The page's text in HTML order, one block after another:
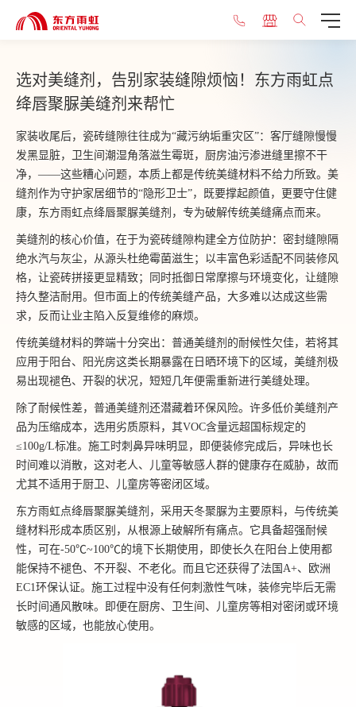
选对美缝剂，告别家装缝隙烦恼！东方雨虹点
绛唇聚脲美缝剂来帮忙
家装收尾后，瓷砖缝隙往往成为“藏污纳垢重灾区”：客厅缝隙慢慢
发黑显脏，卫生间潮湿角落滋生霉斑，厨房油污渗进缝里擦不干
净，——这些糟心问题，本质上都是传统美缝材料不给力所致。美
缝剂作为守护家居细节的“隐形卫士”，既要撑起颜值，更要守住健
康，东方雨虹点绛唇聚脲美缝剂，专为破解传统美缝痛点而来。
美缝剂的核心价值，在于为瓷砖缝隙构建全方位防护：密封缝隙隔
绝水汽与灰尘，从源头杜绝霉菌滋生；以丰富色彩适配不同装修风
格，让瓷砖拼接更显精致；同时抵御日常摩擦与环境变化，让缝隙
持久整洁耐用。但市面上的传统美缝产品，大多难以达成这些需
求，反而让业主陷入反复维修的麻烦。
传统美缝材料的弊端十分突出：普通美缝剂的耐候性欠佳，若将其
应用于阳台、阳光房这类长期暴露在日晒环境下的区域，美缝剂极
易出现褪色、开裂的状况，短短几年便需重新进行美缝处理。
除了耐候性差，普通美缝剂还潜藏着环保风险。许多低价美缝剂产
品为压缩成本，选用劣质原料，其VOC含量远超国标规定的
≤100g/L标准。施工时刺鼻异味明显，即便装修完成后，异味也长
时间难以消散，这对老人、儿童等敏感人群的健康存在威胁，故而
尤其不适用于厨卫、儿童房等密闭区域。
东方雨虹点绛唇聚脲美缝剂，采用天冬聚脲为主要原料，与传统美
缝材料形成本质区别，从根源上破解所有痛点。它具备超强耐候
性，可在-50℃~100℃的境下长期使用，即使长久在阳台上使用都
能保持不褪色、不开裂、不老化。而且它还获得了法国A+、欧洲
EC1环保认证。施工过程中没有任何刺激性气味，装修完毕后无需
长时间通风散味。即便在厨房、卫生间、儿童房等相对密闭或环境
敏感的区域，也能放心使用。